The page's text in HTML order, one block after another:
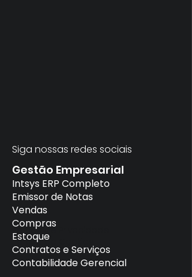
Política de Privacidade
Política de Cookies
Siga nossas redes sociais
Gestão Empresarial
Intsys ERP Completo
Emissor de Notas
Vendas
Compras
Estoque
Contratos e Serviços
Contabilidade Gerencial